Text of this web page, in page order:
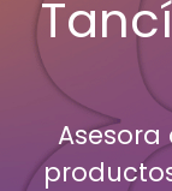
Asesora